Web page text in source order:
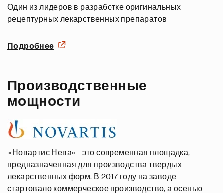
Один из лидеров в разработке оригинальных
рецептурных лекарственных препаратов
Подробнее
Производственные
мощности
«Новартис Нева» - это современная площадка,
предназначенная для производства твердых
лекарственных форм. В 2017 году на заводе
стартовало коммерческое производство, а осенью